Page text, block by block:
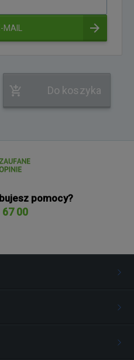
Do koszyka
pomocy?
00